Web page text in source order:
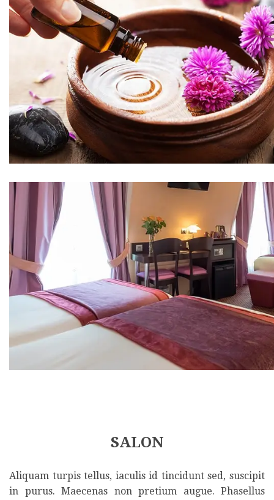
SALON
Aliquam turpis tellus, iaculis id tincidunt sed, suscipit
in purus. Maecenas non pretium augue. Phasellus